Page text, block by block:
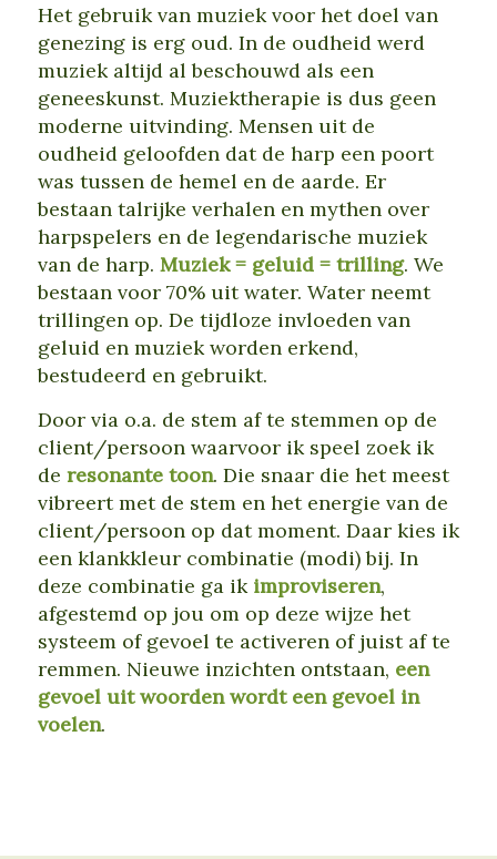
Het gebruik van muziek voor het doel van
genezing is erg oud. In de oudheid werd
muziek altijd al beschouwd als een
geneeskunst. Muziektherapie is dus geen
moderne uitvinding. Mensen uit de
oudheid geloofden dat de harp een poort
was tussen de hemel en de aarde. Er
bestaan ​​talrijke verhalen en mythen over
harpspelers en de legendarische muziek
van de harp. Muziek = geluid = trilling. We
bestaan voor 70% uit water. Water neemt
trillingen op. De tijdloze invloeden van
geluid en muziek worden erkend,
bestudeerd en gebruikt.
Door via o.a. de stem af te stemmen op de
client/persoon waarvoor ik speel zoek ik
de resonante toon. Die snaar die het meest
vibreert met de stem en het energie van de
client/persoon op dat moment. Daar kies ik
een klankkleur combinatie (modi) bij. In
deze combinatie ga ik improviseren,
afgestemd op jou om op deze wijze het
systeem of gevoel te activeren of juist af te
remmen. Nieuwe inzichten ontstaan, een
gevoel uit woorden wordt een gevoel in
voelen.